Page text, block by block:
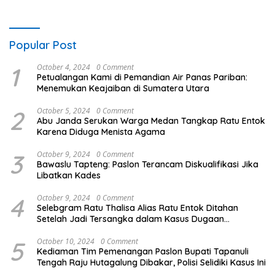
Popular Post
1 October 4, 2024 0 Comment
Petualangan Kami di Pemandian Air Panas Pariban:
Menemukan Keajaiban di Sumatera Utara
2 October 5, 2024 0 Comment
Abu Janda Serukan Warga Medan Tangkap Ratu Entok
Karena Diduga Menista Agama
3 October 9, 2024 0 Comment
Bawaslu Tapteng: Paslon Terancam Diskualifikasi Jika
Libatkan Kades
4 October 9, 2024 0 Comment
Selebgram Ratu Thalisa Alias Ratu Entok Ditahan
Setelah Jadi Tersangka dalam Kasus Dugaan
5 October 10, 2024 0 Comment
Kediaman Tim Pemenangan Paslon Bupati Tapanuli
Tengah Raju Hutagalung Dibakar, Polisi Selidiki Kasus Ini